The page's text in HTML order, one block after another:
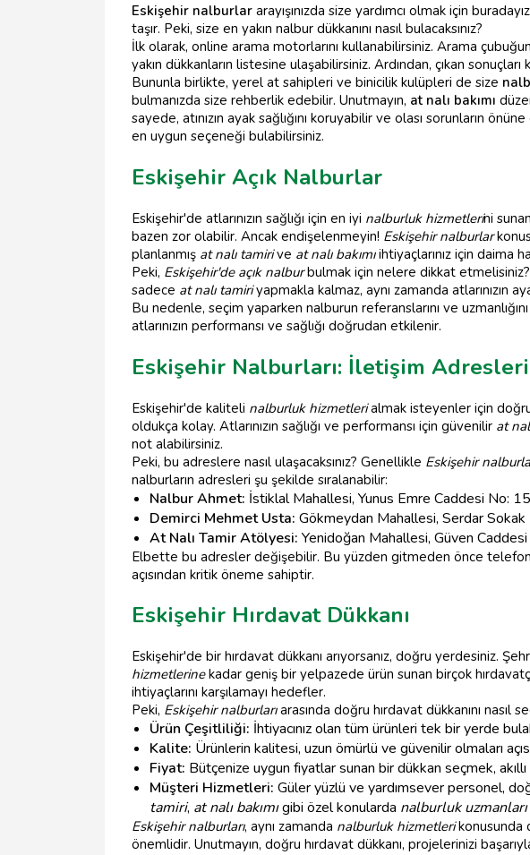
Eskişehir nalburlar arayışınızda size yardımcı olmak için
taşır. Peki, size en yakın nalbur dükkanını nasıl bulacaksınız?
İlk olarak, online arama motorlarını kullanabilirsiniz. Arama
yakın dükkanların listesine ulaşabilirsiniz. Ardından, çıkan
Bununla birlikte, yerel at sahipleri ve binicilik kulüpleri de size
bulmanızda size rehberlik edebilir. Unutmayın, at nalı bakımı
sayede, atınızın ayak sağlığını koruyabilir ve olası sorunların
en uygun seçeneği bulabilirsiniz.
Eskişehir Açık Nalburlar
Eskişehir'de atlarınızın sağlığı için en iyi nalburluk hizmetlerini
bazen zor olabilir. Ancak endişelenmeyin! Eskişehir nalburlar
planlanmış at nalı tamirive at nalı bakımıihtiyaçlarınız için daima
Peki, Eskişehir'de açık nalburbulmak için nelere dikkat
sadece at nalı tamiriyapmakla kalmaz, aynı zamanda atlarınızın
Bu nedenle, seçim yaparken nalburun referanslarını ve
atlarınızın performansı ve sağlığı doğrudan etkilenir.
Eskişehir Nalburları: İletişim Adresleri
Eskişehir'de kaliteli nalburluk hizmetlerialmak isteyenler için
oldukça kolay. Atlarınızın sağlığı ve performansı için güvenilir at
not alabilirsiniz.
Peki, bu adreslere nasıl ulaşacaksınız? Genellikle Eskişehir
nalburların adresleri şu şekilde sıralanabilir:
Nalbur Ahmet: İstiklal Mahallesi, Yunus Emre Caddesi No: 15
Demirci Mehmet Usta: Gökmeydan Mahallesi, Serdar
At Nalı Tamir Atölyesi: Yenidoğan Mahallesi, Güven
Elbette bu adresler değişebilir. Bu yüzden gitmeden önce
açısından kritik öneme sahiptir.
Eskişehir Hırdavat Dükkanı
Eskişehir'de bir hırdavat dükkanı arıyorsanız, doğru yerdesiniz.
hizmetlerinekadar geniş bir yelpazede ürün sunan birçok
ihtiyaçlarını karşılamayı hedefler.
Peki, Eskişehir nalburlarıarasında doğru hırdavat dükkanını
Ürün Çeşitliliği: İhtiyacınız olan tüm ürünleri tek bir yerde
Kalite: Ürünlerin kalitesi, uzun ömürlü ve güvenilir olmaları
Fiyat: Bütçenize uygun fiyatlar sunan bir dükkan seçmek,
Müşteri Hizmetleri: Güler yüzlü ve yardımsever personel,
tamiri, at nalı bakımıgibi özel konularda nalburluk uzmanları
Eskişehir nalburları, aynı zamanda nalburluk hizmetlerikonusunda
önemlidir. Unutmayın, doğru hırdavat dükkanı, projelerinizi